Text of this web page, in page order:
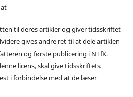
til deres artikler og giver tidsskriftet
gives andre ret til at dele artiklen
og første publicering i NTfK.
licens, skal give tidsskriftets
i forbindelse med at de læser